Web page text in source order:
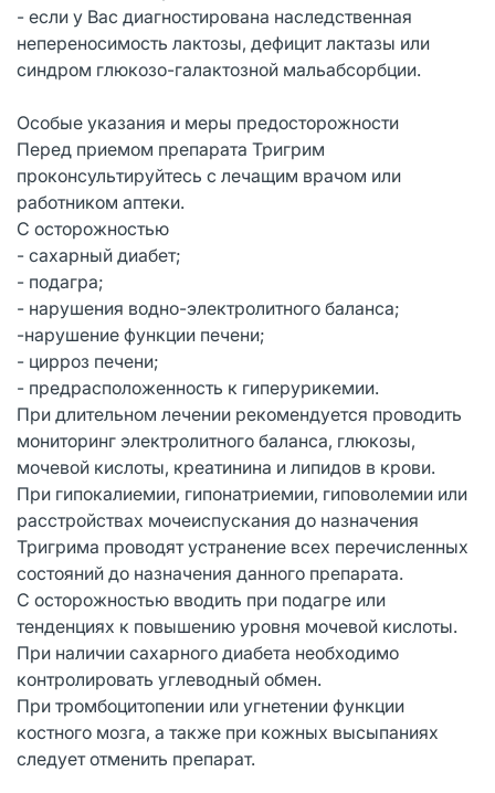
- если у Вас диагностирована наследственная
непереносимость лактозы, дефицит лактазы или
синдром глюкозо-галактозной мальабсорбции.
Особые указания и меры предосторожности
Перед приемом препарата Тригрим
проконсультируйтесь с лечащим врачом или
работником аптеки.
С осторожностью
- сахарный диабет;
- подагра;
- нарушения водно-электролитного баланса;
-нарушение функции печени;
- цирроз печени;
- предрасположенность к гиперурикемии.
При длительном лечении рекомендуется проводить
мониторинг электролитного баланса, глюкозы,
мочевой кислоты, креатинина и липидов в крови.
При гипокалиемии, гипонатриемии, гиповолемии или
расстройствах мочеиспускания до назначения
Тригрима проводят устранение всех перечисленных
состояний до назначения данного препарата.
С осторожностью вводить при подагре или
тенденциях к повышению уровня мочевой кислоты.
При наличии сахарного диабета необходимо
контролировать углеводный обмен.
При тромбоцитопении или угнетении функции
костного мозга, а также при кожных высыпаниях
следует отменить препарат.